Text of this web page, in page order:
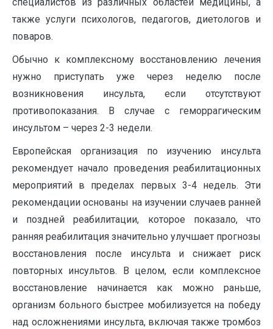
также услуги психологов, педагогов, диетологов и
поваров.
Обычно к комплексному восстановлению лечения
нужно приступать уже через неделю после
возникновения инсульта, если отсутствуют
противопоказания. В случае с геморрагическим
инсультом – через 2-3 недели.
Европейская организация по изучению инсульта
рекомендует начало проведения реабилитационных
мероприятий в пределах первых 3-4 недель. Эти
рекомендации основаны на изучении случаев ранней
и поздней реабилитации, которое показало, что
ранняя реабилитация значительно улучшает прогнозы
восстановления после инсульта и снижает риск
повторных инсультов. В целом, если комплексное
восстановление начинается как можно раньше,
организм больного быстрее мобилизуется на победу
над осложнениями инсульта, включая также тромбоз